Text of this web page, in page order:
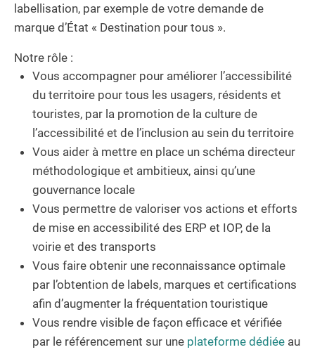
labellisation, par exemple de votre demande de
marque d’État « Destination pour tous ».
Notre rôle :
Vous accompagner pour améliorer l’accessibilité
du territoire pour tous les usagers, résidents et
touristes, par la promotion de la culture de
l’accessibilité et de l’inclusion au sein du territoire
Vous aider à mettre en place un schéma directeur
méthodologique et ambitieux, ainsi qu’une
gouvernance locale
Vous permettre de valoriser vos actions et efforts
de mise en accessibilité des ERP et IOP, de la
voirie et des transports
Vous faire obtenir une reconnaissance optimale
par l’obtention de labels, marques et certifications
afin d’augmenter la fréquentation touristique
Vous rendre visible de façon efficace et vérifiée
par le référencement sur une plateforme dédiéeau